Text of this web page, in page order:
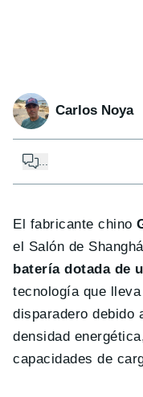
Carlos Noya
El fabricante chino
el Salón de
batería dotada de
tecnología que
disparadero debido
densidad
capacidades de